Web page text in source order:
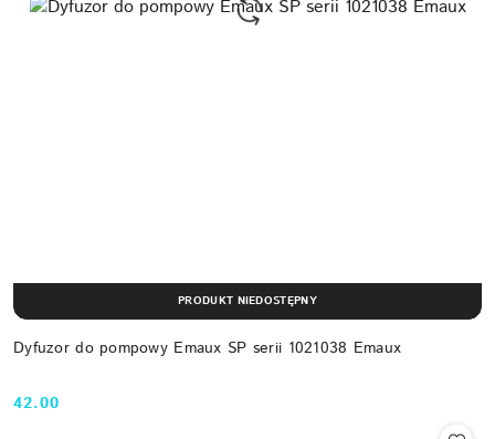
Dyfuzor do pompowy Emaux SP serii 1021038 Emaux
Cena:
42.00
PRODUKT NIEDOSTĘPNY